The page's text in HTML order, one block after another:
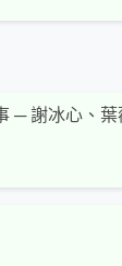
─ 謝冰心、